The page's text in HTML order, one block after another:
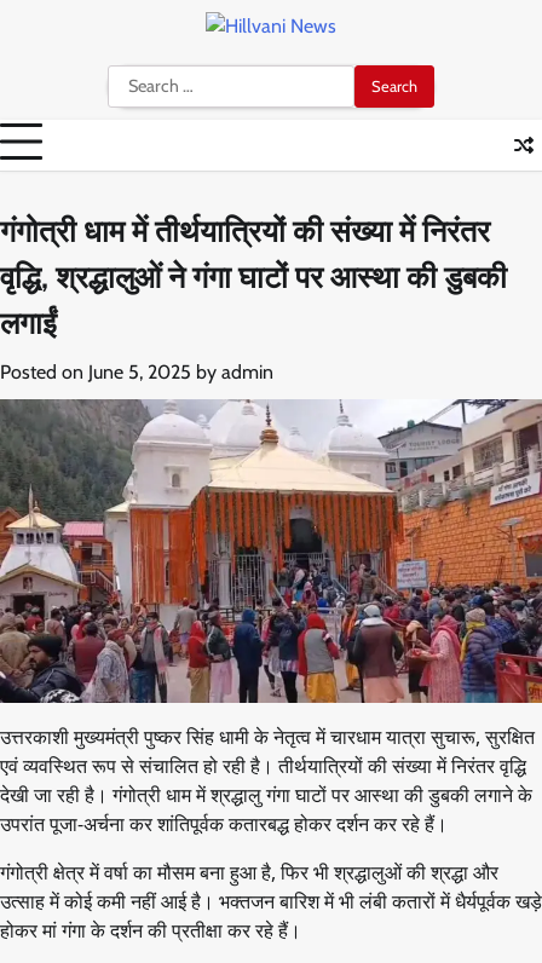
Search
for:
गंगोत्री धाम में तीर्थयात्रियों की संख्या में निरंतर
वृद्धि, श्रद्धालुओं ने गंगा घाटों पर आस्था की डुबकी
लगाईं
Posted on June 5, 2025 by admin
उत्तरकाशी मुख्यमंत्री पुष्कर सिंह धामी के नेतृत्व में चारधाम यात्रा सुचारू, सुरक्षित
एवं व्यवस्थित रूप से संचालित हो रही है। तीर्थयात्रियों की संख्या में निरंतर वृद्धि
देखी जा रही है। गंगोत्री धाम में श्रद्धालु गंगा घाटों पर आस्था की डुबकी लगाने के
उपरांत पूजा-अर्चना कर शांतिपूर्वक कतारबद्ध होकर दर्शन कर रहे हैं।
गंगोत्री क्षेत्र में वर्षा का मौसम बना हुआ है, फिर भी श्रद्धालुओं की श्रद्धा और
उत्साह में कोई कमी नहीं आई है। भक्तजन बारिश में भी लंबी कतारों में धैर्यपूर्वक खड़े
होकर मां गंगा के दर्शन की प्रतीक्षा कर रहे हैं।